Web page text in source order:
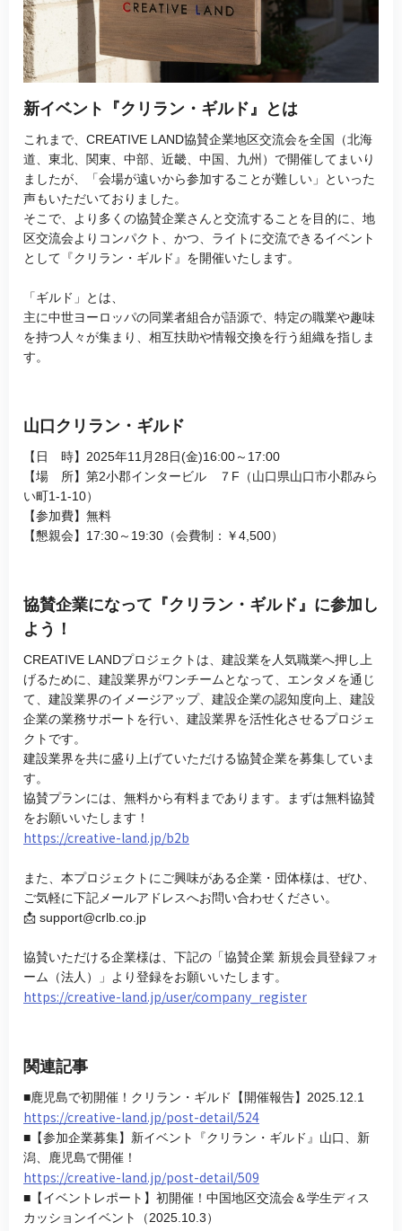
新イベント『クリラン・ギルド』とは
これまで、CREATIVE LAND協賛企業地区交流会を全国（北海
道、東北、関東、中部、近畿、中国、九州）で開催してまいり
ましたが、「会場が遠いから参加することが難しい」といった
声もいただいておりました。
そこで、より多くの協賛企業さんと交流することを目的に、地
区交流会よりコンパクト、かつ、ライトに交流できるイベント
として『クリラン・ギルド』を開催いたします。
「ギルド」とは、
主に中世ヨーロッパの同業者組合が語源で、特定の職業や趣味
を持つ人々が集まり、相互扶助や情報交換を行う組織を指しま
す。
山口クリラン・ギルド
【日 時】2025年11月28日(金)16:00～17:00
【場 所】第2小郡インタービル ７F（山口県山口市小郡みら
い町1-1-10）
【参加費】無料
【懇親会】17:30～19:30（会費制：￥4,500）
協賛企業になって『クリラン・ギルド』に参加し
よう！
CREATIVE LANDプロジェクトは、建設業を人気職業へ押し上
げるために、建設業界がワンチームとなって、エンタメを通じ
て、建設業界のイメージアップ、建設企業の認知度向上、建設
企業の業務サポートを行い、建設業界を活性化させるプロジェ
クトです。
建設業界を共に盛り上げていただける協賛企業を募集していま
す。
協賛プランには、無料から有料まであります。まずは無料協賛
をお願いいたします！
https://creative-land.jp/b2b
また、本プロジェクトにご興味がある企業・団体様は、ぜひ、
ご気軽に下記メールアドレスへお問い合わせください。
📩 support@crlb.co.jp
協賛いただける企業様は、下記の「協賛企業 新規会員登録フォ
ーム（法人）」より登録をお願いいたします。
https://creative-land.jp/user/company_register
関連記事
■鹿児島で初開催！クリラン・ギルド【開催報告】2025.12.1
https://creative-land.jp/post-detail/524
■【参加企業募集】新イベント『クリラン・ギルド』山口、新
潟、鹿児島で開催！
https://creative-land.jp/post-detail/509
■【イベントレポート】初開催！中国地区交流会＆学生ディス
カッションイベント（2025.10.3）